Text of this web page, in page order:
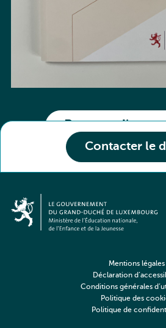
Contacter le
Partager
Mentions légales
Déclaration
Conditions générales
Politique des
Politique de